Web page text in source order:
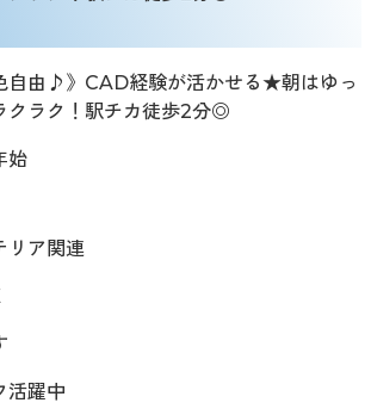
自由♪》CAD経験が活かせる★朝はゆっ
クラク！駅チカ徒歩2分◎
始
リア関連
活躍中